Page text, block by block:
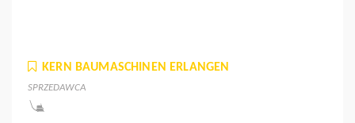
KERN BAUMASCHINEN ERLANGEN
SPRZEDAWCA